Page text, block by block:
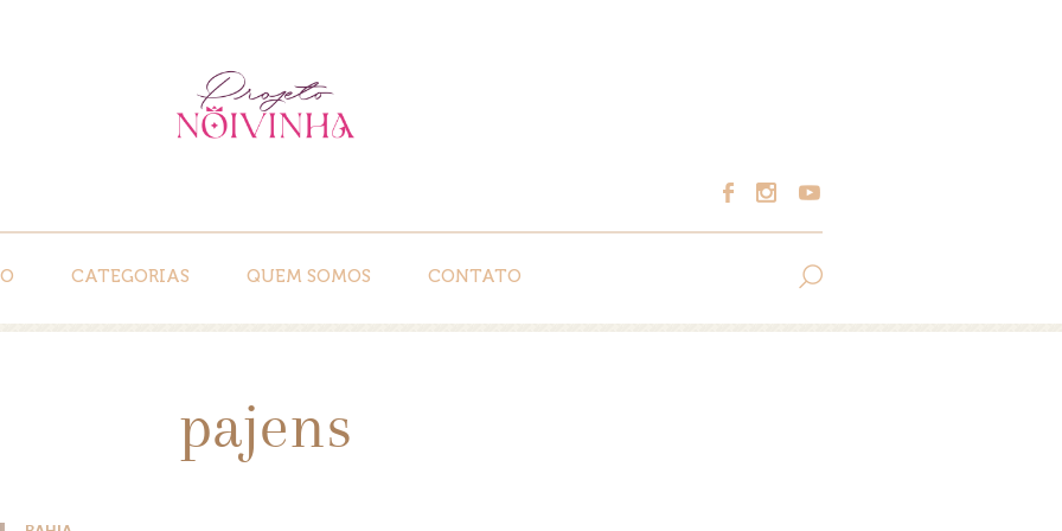
CATEGORIAS QUEM SOMOS CONTATO
pajens